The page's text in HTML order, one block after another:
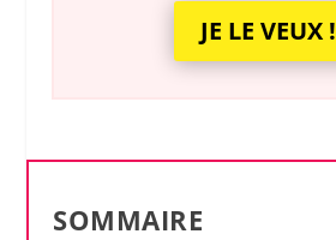
JE LE VEUX !
SOMMAIRE